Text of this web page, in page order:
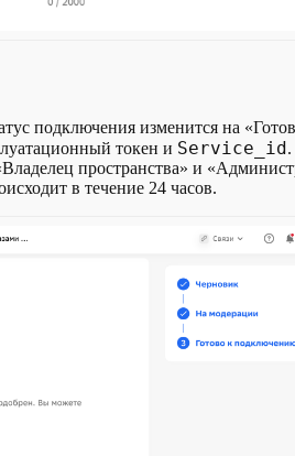
подключения изменится на
токен и Service_id
пространства» и
в течение 24 часов.